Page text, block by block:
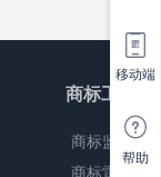
商标工具
商标监控
商标雷达
移动端
帮助